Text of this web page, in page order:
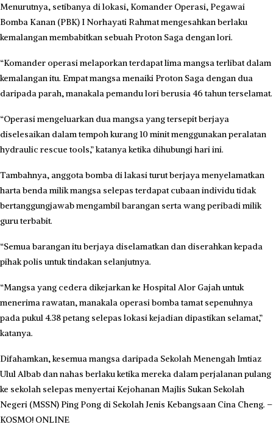
Menurutnya, setibanya di lokasi, Komander Operasi, Pegawai
Bomba Kanan (PBK) I Norhayati Rahmat mengesahkan berlaku
kemalangan membabitkan sebuah Proton Saga dengan lori.
“Komander operasi melaporkan terdapat lima mangsa terlibat dalam
kemalangan itu. Empat mangsa menaiki Proton Saga dengan dua
daripada parah, manakala pemandu lori berusia 46 tahun terselamat.
“Operasi mengeluarkan dua mangsa yang tersepit berjaya
diselesaikan dalam tempoh kurang 10 minit menggunakan peralatan
hydraulic rescue tools,” katanya ketika dihubungi hari ini.
Tambahnya, anggota bomba di lakasi turut berjaya menyelamatkan
harta benda milik mangsa selepas terdapat cubaan individu tidak
bertanggungjawab mengambil barangan serta wang peribadi milik
guru terbabit.
“Semua barangan itu berjaya diselamatkan dan diserahkan kepada
pihak polis untuk tindakan selanjutnya.
“Mangsa yang cedera dikejarkan ke Hospital Alor Gajah untuk
menerima rawatan, manakala operasi bomba tamat sepenuhnya
pada pukul 4.38 petang selepas lokasi kejadian dipastikan selamat,”
katanya.
Difahamkan, kesemua mangsa daripada Sekolah Menengah Imtiaz
Ulul Albab dan nahas berlaku ketika mereka dalam perjalanan pulang
ke sekolah selepas menyertai Kejohanan Majlis Sukan Sekolah
Negeri (MSSN) Ping Pong di Sekolah Jenis Kebangsaan Cina Cheng. –
KOSMO! ONLINE